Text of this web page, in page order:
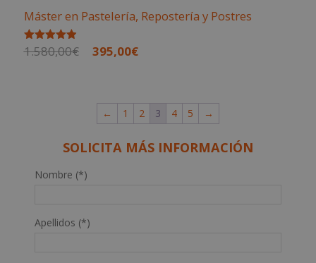
Máster en Pastelería, Repostería y Postres
Valorado
con
1.580,00€
El
1.580,00€.
395,00€El
395,00€.
← 1 2 3 4 5 →
SOLICITA MÁS INFORMACIÓN
Nombre (*)
Apellidos (*)